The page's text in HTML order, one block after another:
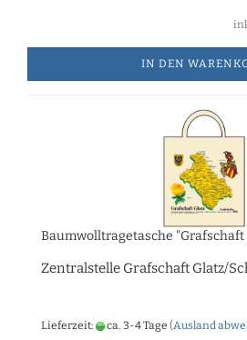
IN DEN
Baumwolltragetasche "Grafschaft
Zentralstelle Grafschaft Glatz/
Lieferzeit: ca. 3-4 Tage (Ausland